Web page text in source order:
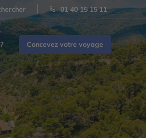
01 40 15 15 11
Concevez votre voyage